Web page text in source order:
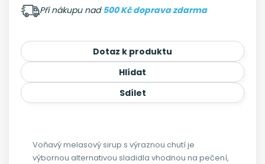
Při nákupu nad 500 Kč doprava zdarma
Dotaz k produktu
Hlídat
Sdílet
Voňavý melasový sirup s výraznou chutí je
výbornou alternativou sladidla vhodnou na pečení,